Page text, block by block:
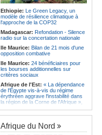
qualifie pour la finale de la Coupe de
l'Amitié
Angola:Le MAT organise la
troisième édition de la Semaine du
développement local à Namibe
Ethiopie: Le Green Legacy, un
modèle de résilience climatique à
l'approche de la COP32
Madagascar: Refondation - Silence
radio sur la concertation nationale
Ile Maurice: Bilan de 21 mois d'une
opposition combative
Ile Maurice: 24 bénéficiaires pour
les bourses additionnelles sur
critères sociaux
Afrique de l'Est: « La dépendance
de l'Égypte vis-à-vis du régime
érythréen aggrave l'instabilité dans
la région de la Corne de l'Afrique »,
Ethiopie:Le peuple oromo s'est
historiquement opposé à des
systèmes administratifs défaillants
Afrique du Nord